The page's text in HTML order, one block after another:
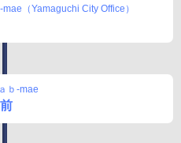
（Yamaguchi City Office）
ｂ-mae